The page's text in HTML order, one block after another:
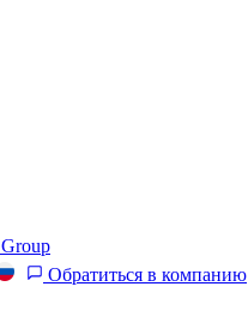
Обратиться в компанию